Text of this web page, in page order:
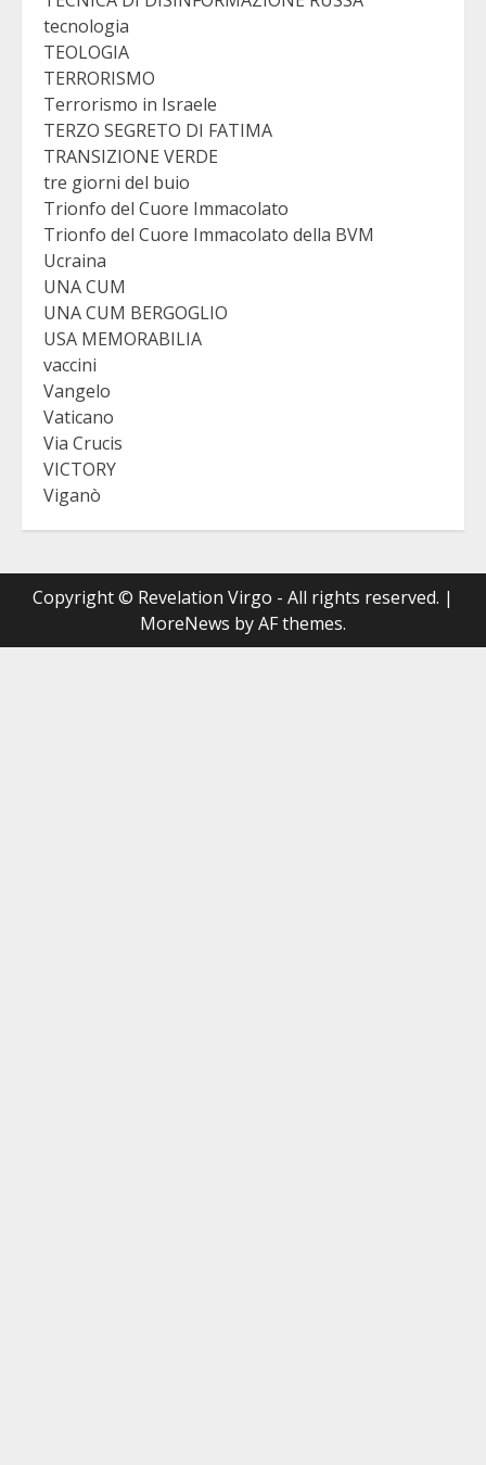
tecnologia
TEOLOGIA
TERRORISMO
Terrorismo in Israele
TERZO SEGRETO DI FATIMA
TRANSIZIONE VERDE
tre giorni del buio
Trionfo del Cuore Immacolato
Trionfo del Cuore Immacolato della BVM
Ucraina
UNA CUM
UNA CUM BERGOGLIO
USA MEMORABILIA
vaccini
Vangelo
Vaticano
Via Crucis
VICTORY
Viganò
Copyright © Revelation Virgo - All rights reserved. |
MoreNews by AF themes.